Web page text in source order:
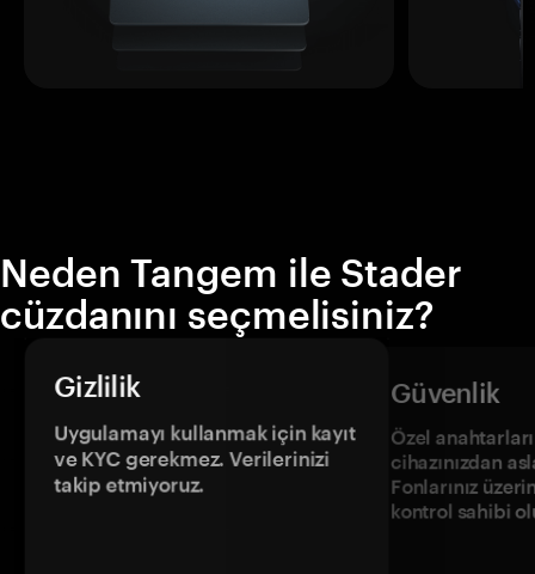
Neden Tangem ile Stader
cüzdanını seçmelisiniz?
Gizlilik
Uygulamayı kullanmak için kayıt
ve KYC gerekmez. Verilerinizi
takip etmiyoruz.
Güvenlik
Özel
cihazınızdan
Fonlarınız
kontrol sahibi